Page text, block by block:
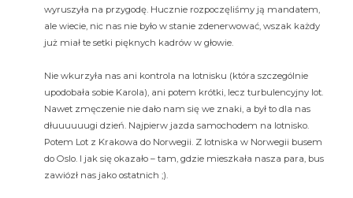
wyruszyła na przygodę. Hucznie rozpoczęliśmy ją mandatem,
ale wiecie, nic nas nie było w stanie zdenerwować, wszak każdy
już miał te setki pięknych kadrów w głowie.
Nie wkurzyła nas ani kontrola na lotnisku (która szczególnie
upodobała sobie Karola), ani potem krótki, lecz turbulencyjny lot.
Nawet zmęczenie nie dało nam się we znaki, a był to dla nas
dłuuuuuugi dzień. Najpierw jazda samochodem na lotnisko.
Potem Lot z Krakowa do Norwegii. Z lotniska w Norwegii busem
do Oslo. I jak się okazało – tam, gdzie mieszkała nasza para, bus
zawiózł nas jako ostatnich ;).